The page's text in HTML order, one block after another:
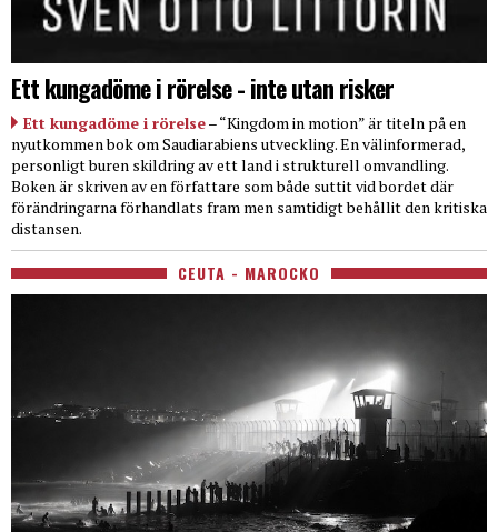
Ett kungadöme i rörelse - inte utan risker
Ett kungadöme i rörelse– “Kingdom in motion” är titeln på en
nyutkommen bok om Saudiarabiens utveckling. En välinformerad,
personligt buren skildring av ett land i strukturell omvandling.
Boken är skriven av en författare som både suttit vid bordet där
förändringarna förhandlats fram men samtidigt behållit den kritiska
distansen.
CEUTA - MAROCKO